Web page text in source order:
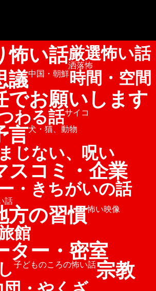
怖い話厳選怖い話
洒落怖
議中国・朝鮮時間・空間
でお願いします
わる話サイコ
言犬・猫、動物
じない、呪い
スコミ・企業
・きちがいの話
話
方の習慣怖い映像
館
ター・密室
子どものころの怖い話宗教